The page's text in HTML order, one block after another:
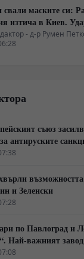
маските си:
изтича в Киев.
сателити е най-
- д-р Румен
съюз
антируските
и Зеленски
по Павлоград и
Най-важният
ли